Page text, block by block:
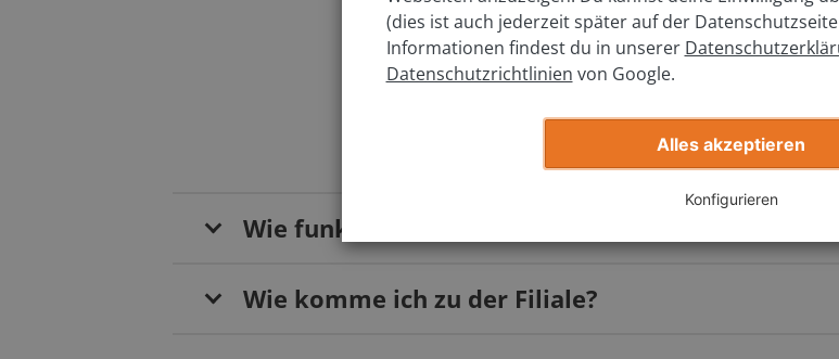
Jetzt kostenlos bewerten
Wie funktioniert das?
Wie komme ich zu der Filiale?
(dies ist auch jederzeit später auf der
Informationen findest du in unserer
Datenschutzrichtlinien von Google.
Alles akzeptieren
Konfigurieren